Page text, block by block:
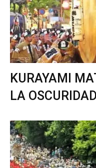
KURAYAMI
LA